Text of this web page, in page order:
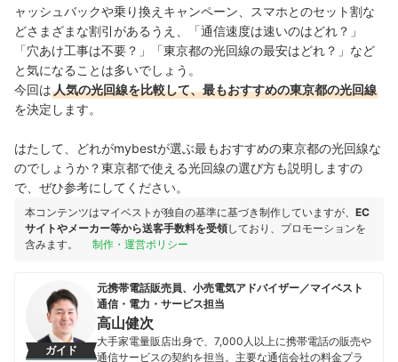
ャッシュバックや乗り換えキャンペーン、スマホとのセット割な
どさまざまな割引があるうえ、「通信速度は速いのはどれ？」
「穴あけ工事は不要？」「東京都の光回線の最安はどれ？」など
と気になることは多いでしょう。
今回は人気の光回線を比較して、最もおすすめの東京都の光回線
を決定します。
はたして、どれがmybestが選ぶ最もおすすめの東京都の光回線な
のでしょうか？東京都で使える光回線の選び方も説明しますの
で、ぜひ参考にしてください。
本コンテンツはマイベストが独自の基準に基づき制作していますが、 EC
サイトやメーカー等から送客手数料を受領しており、プロモーションを
含みます。
制作・運営ポリシー
ガイド
元携帯電話販売員、小売電気アドバイザー／マイベスト
通信・電力・サービス担当
高山健次
大手家電量販店出身で、7,000人以上に携帯電話の販売や
通信サービスの契約を担当。主要な通信会社の料金プラ